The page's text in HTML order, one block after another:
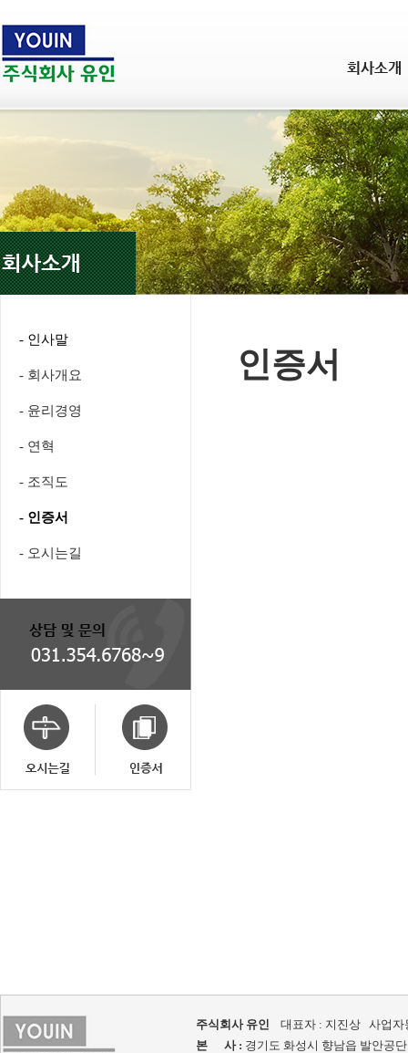
- 인사말
- 회사개요
- 윤리경영
- 연혁
- 조직도
- 인증서
- 오시는길
인증서
주식회사 유인 대표자 : 지진상 사업자
본 사 : 경기도 화성시 향남읍 발안공